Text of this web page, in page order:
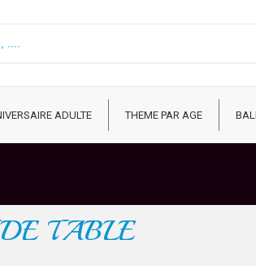
ADULTE THEME PAR AGE
TABLE